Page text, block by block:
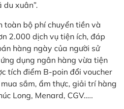
xuân”.
toàn bộ phí chuyển tiền và
2.000 dịch vụ tiện ích, đáp
hàng ngày của người sử
dụng ngân hàng vừa tiện
tích điểm B-poin đổi voucher
sắm, ẩm thực, giải trí hàng
Long, Menard, CGV…..